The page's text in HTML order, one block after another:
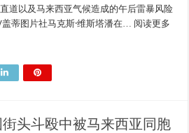
道以及马来西亚气候造成的午后雷暴风险
蒂图片社马克斯·维斯塔潘在… 阅读更多
头斗殴中被马来西亚同胞